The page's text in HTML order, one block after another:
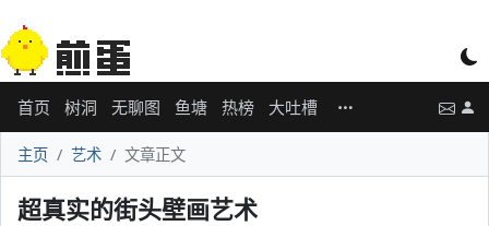
首页 树洞 无聊图 鱼塘 热榜 大吐槽
主页 艺术 文章正文
超真实的街头壁画艺术